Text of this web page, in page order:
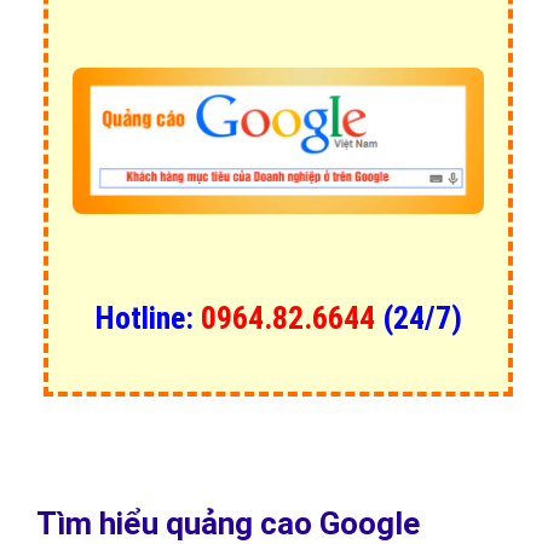
Hotline: 0964.82.6644 (24/7)
Tìm hiểu quảng cao Google